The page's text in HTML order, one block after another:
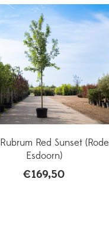
Red Sunset (Rode
Esdoorn)
€169,50